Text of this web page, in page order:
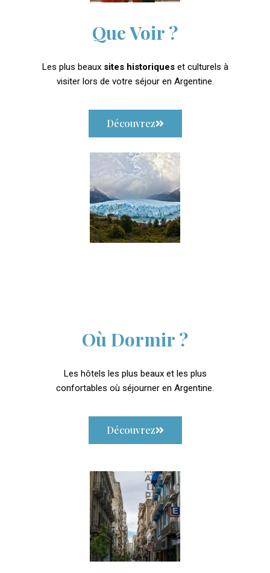
Que Voir ?
Les plus beaux sites historiqueset culturels à
visiter lors de votre séjour en Argentine.
Découvrez
Où Dormir ?
Les hôtels les plus beaux et les plus
confortables où séjourner en Argentine.
Découvrez